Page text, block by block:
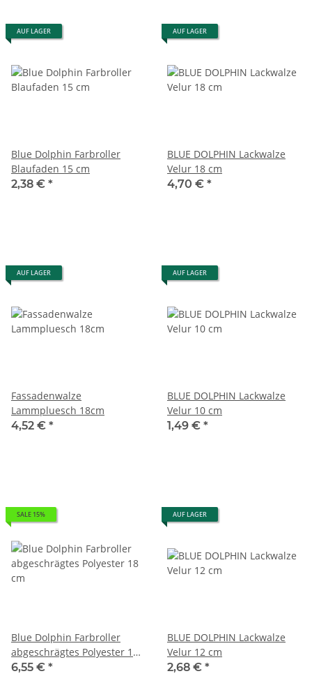
AUF LAGER
Blue Dolphin Farbroller
Blaufaden 15 cm
2,38 € *
AUF LAGER
BLUE DOLPHIN Lackwalze
Velur 18 cm
4,70 € *
AUF LAGER
Fassadenwalze
Lammpluesch 18cm
4,52 € *
AUF LAGER
BLUE DOLPHIN Lackwalze
Velur 10 cm
1,49 € *
SALE 15%
Blue Dolphin Farbroller
abgeschrägtes Polyester 18
cm
6,55 € *
AUF LAGER
BLUE DOLPHIN Lackwalze
Velur 12 cm
2,68 € *